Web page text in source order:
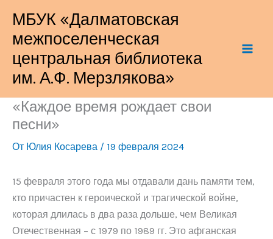
содержимому
МБУК «Далматовская
межпоселенческая
центральная библиотека
им. А.Ф. Мерзлякова»
«Каждое время рождает свои
песни»
От Юлия Косарева / 19 февраля 2024
15 февраля этого года мы отдавали дань памяти тем,
кто причастен к героической и трагической войне,
которая длилась в два раза дольше, чем Великая
Отечественная – с 1979 по 1989 гг. Это афганская